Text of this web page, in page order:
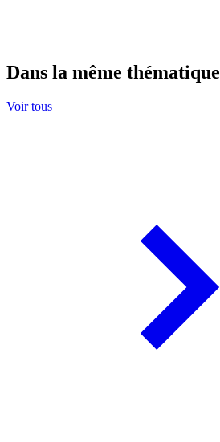
Dans la même thématique
Voir tous